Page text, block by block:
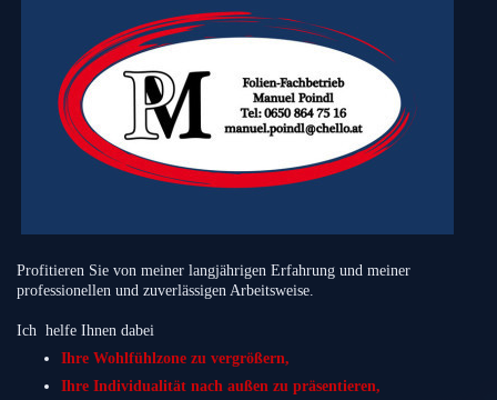
Profitieren Sie von meiner langjährigen Erfahrung und meiner
professionellen und zuverlässigen Arbeitsweise.
Ich helfe Ihnen dabei
Ihre Wohlfühlzone zu vergrößern,
Ihre Individualität nach außen zu präsentieren,